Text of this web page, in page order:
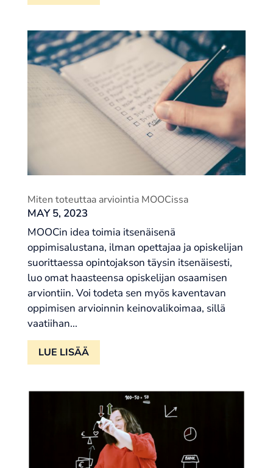
Miten toteuttaa arviointia MOOCissa
MAY 5, 2023
MOOCin idea toimia itsenäisenä
oppimisalustana, ilman opettajaa ja opiskelijan
suorittaessa opintojakson täysin itsenäisesti,
luo omat haasteensa opiskelijan osaamisen
arviontiin. Voi todeta sen myös kaventavan
oppimisen arvioinnin keinovalikoimaa, sillä
vaatiihan...
LUE LISÄÄ